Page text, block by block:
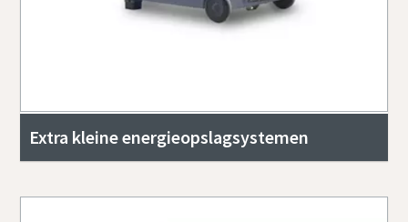
Extra kleine energieopslagsystemen